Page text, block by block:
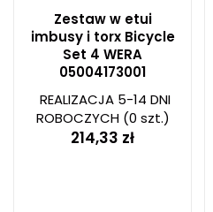
Zestaw w etui
imbusy i torx Bicycle
Set 4 WERA
05004173001
REALIZACJA 5-14 DNI
ROBOCZYCH(0 szt.)
214,33 zł